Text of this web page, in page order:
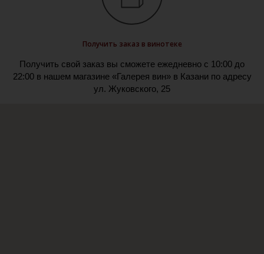
Получить заказ в винотеке
Получить свой заказ вы сможете ежедневно с 10:00 до
22:00 в нашем магазине «Галерея вин» в Казани по адресу
ул. Жуковского, 25